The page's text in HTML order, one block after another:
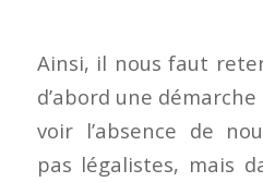
Ainsi, il nous faut
d’abord une
voir l’absence de
pas légalistes, mais